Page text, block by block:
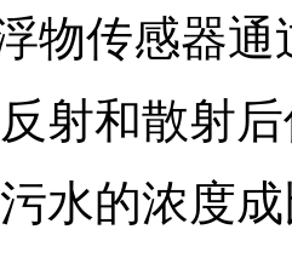
物传感器
射和散射
水的浓度